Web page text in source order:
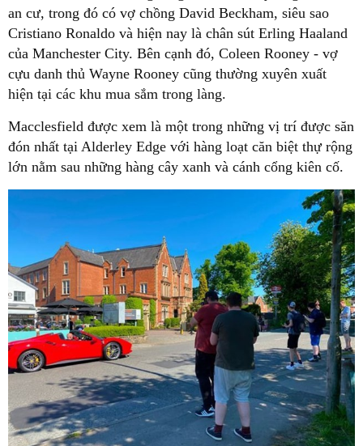
an cư, trong đó có vợ chồng David Beckham, siêu sao
Cristiano Ronaldo và hiện nay là chân sút Erling Haaland
của Manchester City. Bên cạnh đó, Coleen Rooney - vợ
cựu danh thủ Wayne Rooney cũng thường xuyên xuất
hiện tại các khu mua sắm trong làng.
Macclesfield được xem là một trong những vị trí được săn
đón nhất tại Alderley Edge với hàng loạt căn biệt thự rộng
lớn nằm sau những hàng cây xanh và cánh cổng kiên cố.